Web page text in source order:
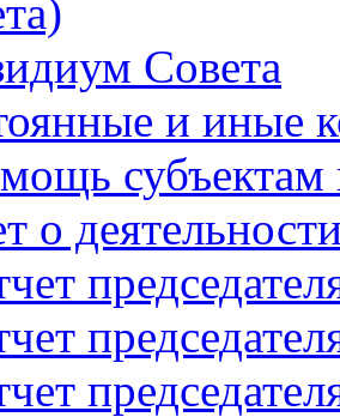
Совета
и иные
субъектам
о